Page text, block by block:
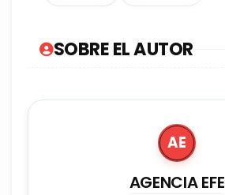
SOBRE EL AUTOR
AE
AGENCIA EFE